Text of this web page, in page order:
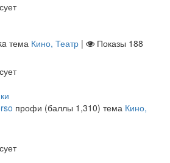
тема Кино, Театр | Показы 188
профи (баллы 1,310) тема Кино,